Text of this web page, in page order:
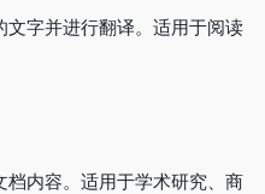
字并进行翻译。适用于阅读
内容。适用于学术研究、商